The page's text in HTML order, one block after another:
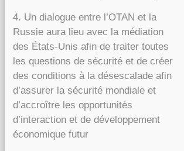
4. Un dialogue entre l’OTAN et la
Russie aura lieu avec la médiation
des États-Unis afin de traiter toutes
les questions de sécurité et de créer
des conditions à la désescalade afin
d’assurer la sécurité mondiale et
d’accroître les opportunités
d’interaction et de développement
économique futur